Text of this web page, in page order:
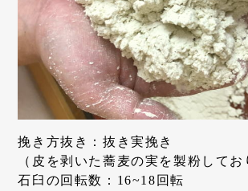
挽き方抜き：抜き実挽き
（皮を剥いた蕎麦の実を製粉してお
石臼の回転数：16~18回転